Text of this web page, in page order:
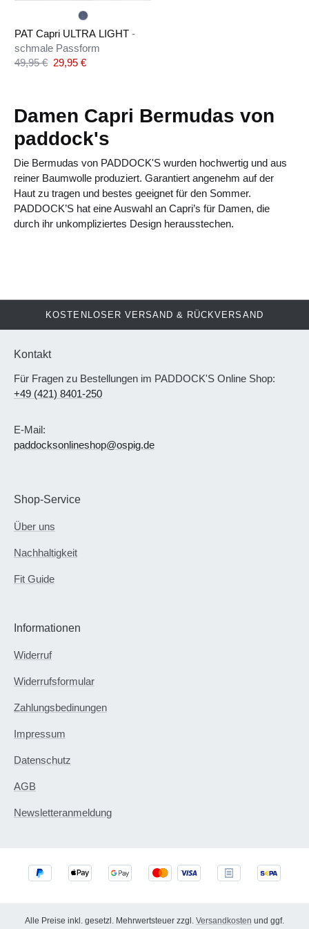
PAT Capri ULTRA LIGHT -
schmale Passform
Verkaufspreis:
29,95 €
Regulärer Preis:
49,95 €
Damen Capri Bermudas von
paddock's
Die Bermudas von PADDOCK'S wurden hochwertig und aus
reiner Baumwolle produziert. Garantiert angenehm auf der
Haut zu tragen und bestes geeignet für den Sommer.
PADDOCK’S hat eine Auswahl an Capri’s für Damen, die
durch ihr unkompliziertes Design herausstechen.
KOSTENLOSER VERSAND & RÜCKVERSAND
Kontakt
Für Fragen zu Bestellungen im PADDOCK'S Online Shop:
+49 (421) 8401-250
E-Mail:
paddocksonlineshop@ospig.de
Shop-Service
Über uns
Nachhaltigkeit
Fit Guide
Informationen
Widerruf
Widerrufsformular
Zahlungsbedinungen
Impressum
Datenschutz
AGB
Newsletteranmeldung
Alle Preise inkl. gesetzl. Mehrwertsteuer zzgl. Versandkosten und ggf.